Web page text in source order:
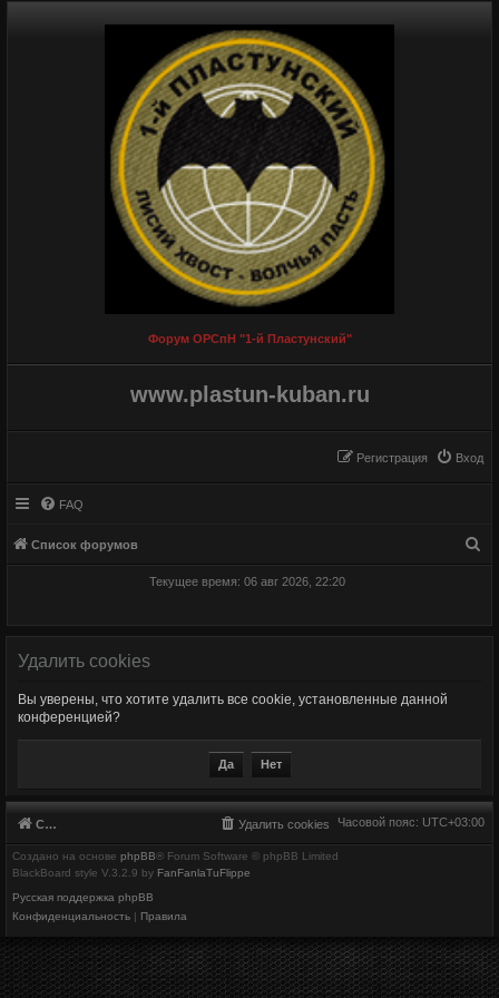
Форум ОРСпН "1-й Пластунский"
www.plastun-kuban.ru
Вход
Регистрация
FAQ
Список форумов
Текущее время: 06 авг 2026, 22:20
Удалить cookies
Вы уверены, что хотите удалить все cookie, установленные данной
конференцией?
Список форумов Часовой пояс: UTC+03:00
Удалить cookies
Создано на основе phpBB® Forum Software © phpBB Limited
BlackBoard style V.3.2.9 by FanFanlaTuFlippe
Русская поддержка phpBB
Конфиденциальность | Правила